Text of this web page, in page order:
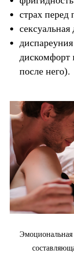
страх перед
дискомфорт
после него).
Эмоциональная